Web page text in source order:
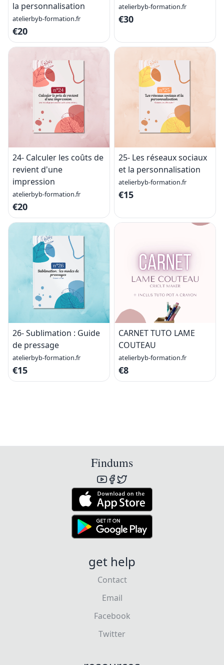
la personnalisation
atelierbyb-formation.fr
€20
atelierbyb-formation.fr
€30
24- Calculer les coûts de
revient d'une
impression
atelierbyb-formation.fr
€20
25- Les réseaux sociaux
et la personnalisation
atelierbyb-formation.fr
€15
26- Sublimation : Guide
de pressage
atelierbyb-formation.fr
€15
CARNET TUTO LAME
COUTEAU
atelierbyb-formation.fr
€8
Findums
get help
Contact
Email
Facebook
Twitter